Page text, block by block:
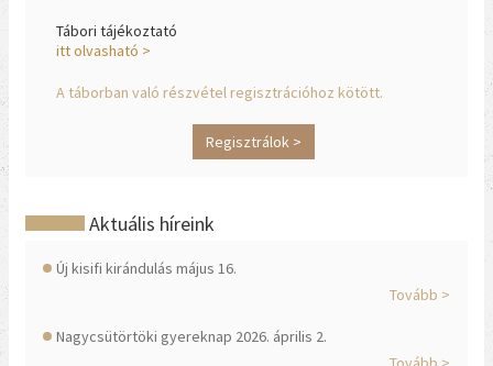
Tábori tájékoztató
itt olvasható >
A táborban való részvétel regisztrációhoz kötött.
Regisztrálok >
Aktuális híreink
Új kisifi kirándulás május 16.
Tovább >
Nagycsütörtöki gyereknap 2026. április 2.